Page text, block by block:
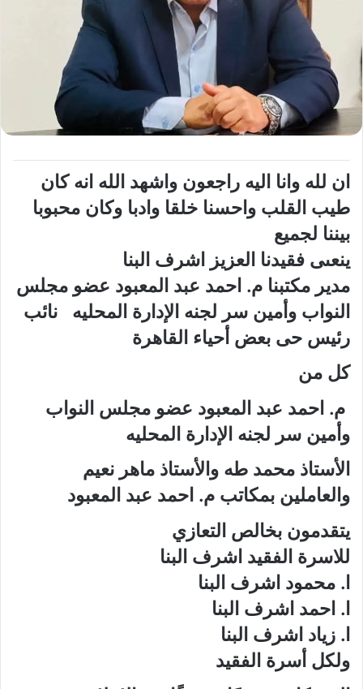
ان لله وانا اليه راجعون واشهد الله انه كان
طيب القلب واحسنا خلقا وادبا وكان محبوبا
بيننا لجميع
ينعىى فقيدنا العزيز اشرف البنا
مدير مكتبنا م. احمد عبد المعبود عضو مجلس
النواب وأمين سر لجنه الإدارة المحليه نائب
رئيس حى بعض أحياء القاهرة
كل من
م. احمد عبد المعبود عضو مجلس النواب
وأمين سر لجنه الإدارة المحليه
الأستاذ محمد طه والأستاذ ماهر نعيم
والعاملين بمكاتب م. احمد عبد المعبود
يتقدمون بخالص التعازي
للاسرة الفقيد اشرف البنا
ا. محمود اشرف البنا
ا. احمد اشرف البنا
ا. زياد اشرف البنا
ولكل أسرة الفقيد